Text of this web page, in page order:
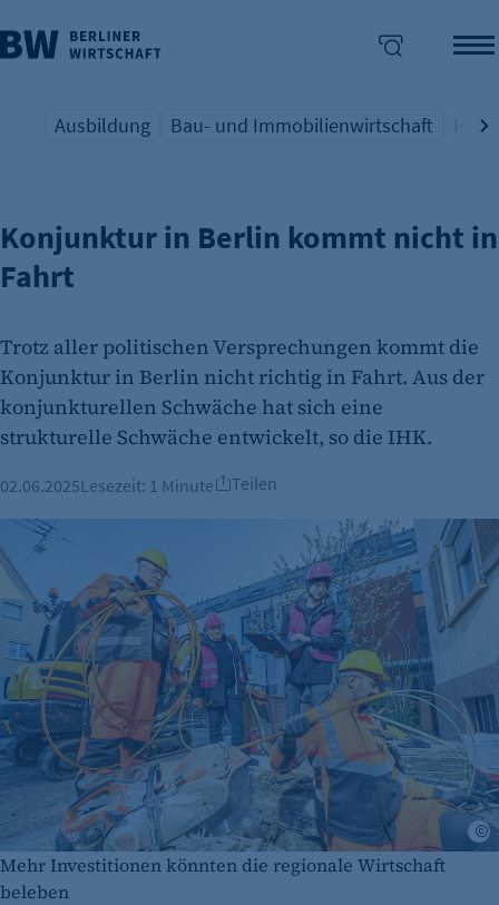
überspringen
Übersicht Schlagwort
Ausbildung
Übersicht Schlagwort
Bau- und Immobilienwirtschaft
REGIONALE UNTERNEHMEN SKEPTISCH
Konjunktur in Berlin kommt nicht in
Fahrt
Trotz aller politischen Versprechungen kommt die
Konjunktur in Berlin nicht richtig in Fahrt. Aus der
konjunkturellen Schwäche hat sich eine
strukturelle Schwäche entwickelt, so die IHK.
02.06.2025Lesezeit: 1 Minute Teilen
Mehr Investitionen könnten die regionale Wirtschaft
beleben